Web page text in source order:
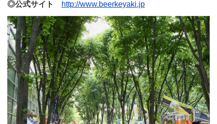
◎公式サイト http://www.beerkeyaki.jp